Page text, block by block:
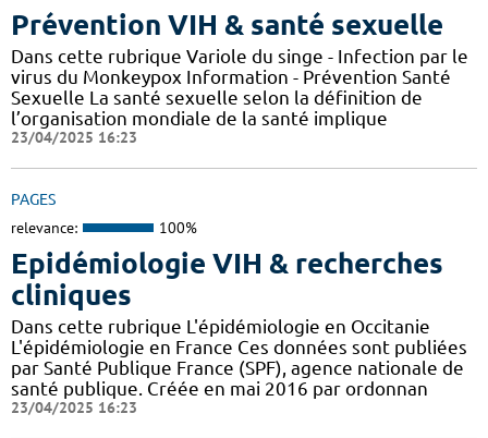
Prévention VIH & santé sexuelle
Dans cette rubrique Variole du singe - Infection par le
virus du Monkeypox Information - Prévention Santé
Sexuelle La santé sexuelle selon la définition de
l’organisation mondiale de la santé implique
23/04/2025 16:23
PAGES
relevance: 100%
Epidémiologie VIH & recherches
cliniques
Dans cette rubrique L'épidémiologie en Occitanie
L'épidémiologie en France Ces données sont publiées
par Santé Publique France (SPF), agence nationale de
santé publique. Créée en mai 2016 par ordonnan
23/04/2025 16:23